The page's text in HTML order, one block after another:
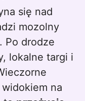
się nad
mozolny
Po drodze
lokalne targi i
na